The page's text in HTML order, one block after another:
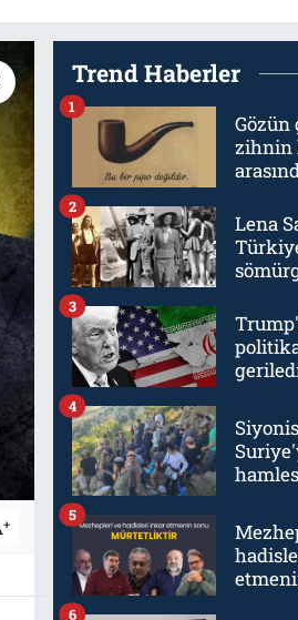
+
Trend Haberler
Gözün
zihnin
1
Lena
2
3
4
5
6